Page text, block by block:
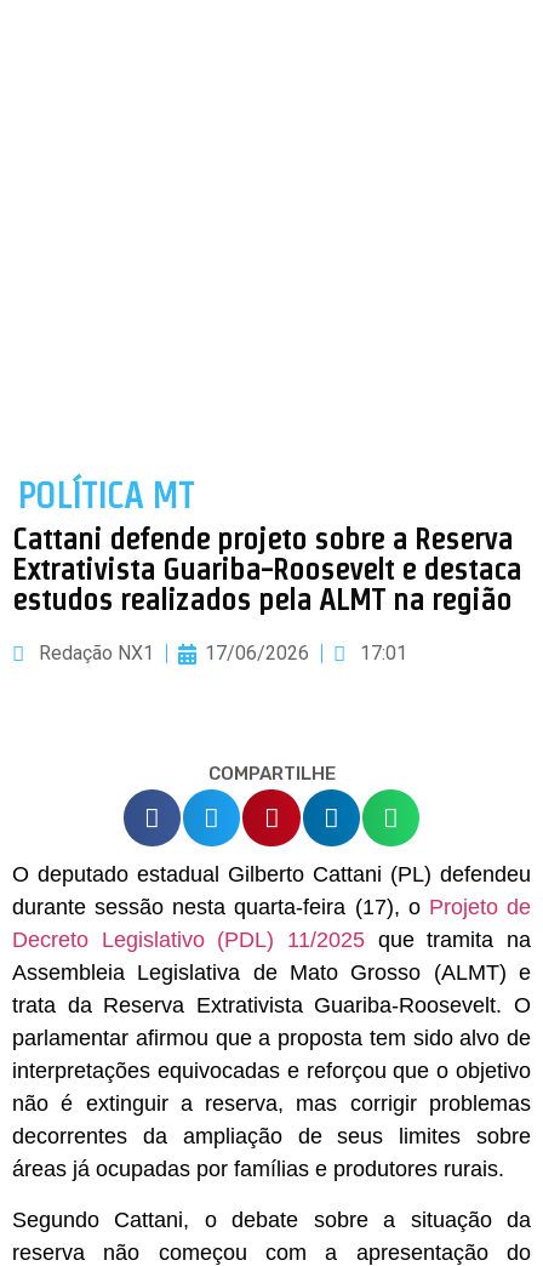
POLÍTICA MT
Cattani defende projeto sobre a Reserva
Extrativista Guariba-Roosevelt e destaca
estudos realizados pela ALMT na região
Redação NX1 17/06/2026 17:01
COMPARTILHE
O deputado estadual Gilberto Cattani (PL) defendeu
durante sessão nesta quarta-feira (17), o Projeto de
Decreto Legislativo (PDL) 11/2025 que tramita na
Assembleia Legislativa de Mato Grosso (ALMT) e
trata da Reserva Extrativista Guariba-Roosevelt. O
parlamentar afirmou que a proposta tem sido alvo de
interpretações equivocadas e reforçou que o objetivo
não é extinguir a reserva, mas corrigir problemas
decorrentes da ampliação de seus limites sobre
áreas já ocupadas por famílias e produtores rurais.
Segundo Cattani, o debate sobre a situação da
reserva não começou com a apresentação do